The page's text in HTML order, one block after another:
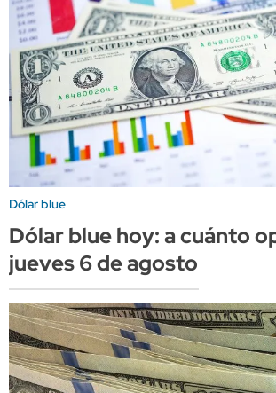
Dólar blue
Dólar blue hoy: a cuánto
jueves 6 de agosto